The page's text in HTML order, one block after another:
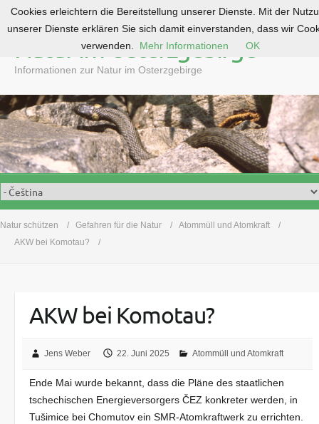
o
c
o
n
t
e
n
Natur im Osterzgebirge
Informationen zur Natur im Osterzgebirge
Natur schützen Gefahren für die Natur
Atommüll und Atomkraft
AKW bei Komotau?
AKW bei Komotau?
Jens Weber 22. Juni 2025 Atommüll und Atomkraft
Ende Mai wurde bekannt, dass die Pläne des staatlichen
tschechischen Energieversorgers ČEZ konkreter werden, in
Tušimice bei Chomutov ein SMR-Atomkraftwerk zu errichten.
Cookies erleichtern die Bereitstellung unserer Dienste. Mit der
unserer Dienste erklären Sie sich damit einverstanden, dass wir
verwenden.
Mehr Informationen OK